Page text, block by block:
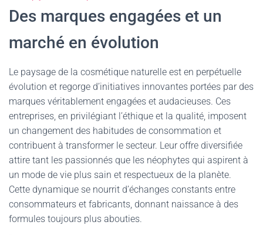
Des marques engagées et un
marché en évolution
Le paysage de la cosmétique naturelle est en perpétuelle
évolution et regorge d’initiatives innovantes portées par des
marques véritablement engagées et audacieuses. Ces
entreprises, en privilégiant l’éthique et la qualité, imposent
un changement des habitudes de consommation et
contribuent à transformer le secteur. Leur offre diversifiée
attire tant les passionnés que les néophytes qui aspirent à
un mode de vie plus sain et respectueux de la planète.
Cette dynamique se nourrit d’échanges constants entre
consommateurs et fabricants, donnant naissance à des
formules toujours plus abouties.